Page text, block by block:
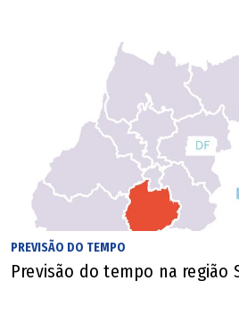
PREVISÃO DO TEMPO
Previsão do tempo na região